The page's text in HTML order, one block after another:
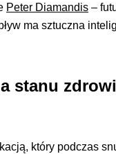
Peter Diamandis –
ma sztuczna
stanu
który podczas